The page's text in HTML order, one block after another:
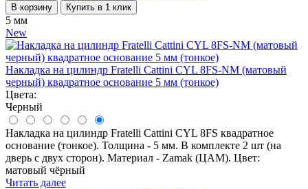
В корзину Купить в 1 клик
5 мм
New
Накладка на цилиндр Fratelli Cattini CYL 8FS-NM (матовый
черный) квадратное основание 5 мм (тонкое)
Цвета:
Черный
Накладка на цилиндр Fratelli Cattini CYL 8FS квадратное
основание (тонкое). Толщина - 5 мм. В комплекте 2 шт (на
дверь с двух сторон). Материал - Zamak (ЦАМ). Цвет:
матовый чёрный
Читать далее